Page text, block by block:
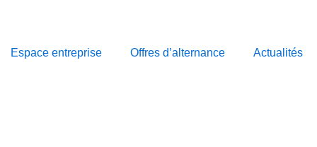
Espace entreprise Offres d’alternance Actualités